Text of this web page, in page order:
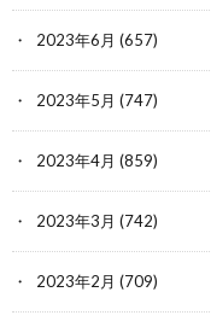
2023年6月 (657)
2023年5月 (747)
2023年4月 (859)
2023年3月 (742)
2023年2月 (709)